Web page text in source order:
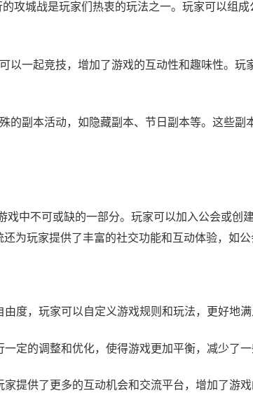
攻城战是玩家们热衷的玩法之一。玩家可以组
以一起竞技，增加了游戏的互动性和趣味性。
的副本活动，如隐藏副本、节日副本等。这些副
中不可或缺的一部分。玩家可以加入公会或创
为玩家提供了丰富的社交功能和互动体验，如公
度，玩家可以自定义游戏规则和玩法，更好地满
定的调整和优化，使得游戏更加平衡，减少了
提供了更多的互动机会和交流平台，增加了游戏